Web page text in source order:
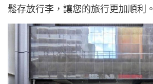
鬆存放行李，讓您的旅行更加順利。